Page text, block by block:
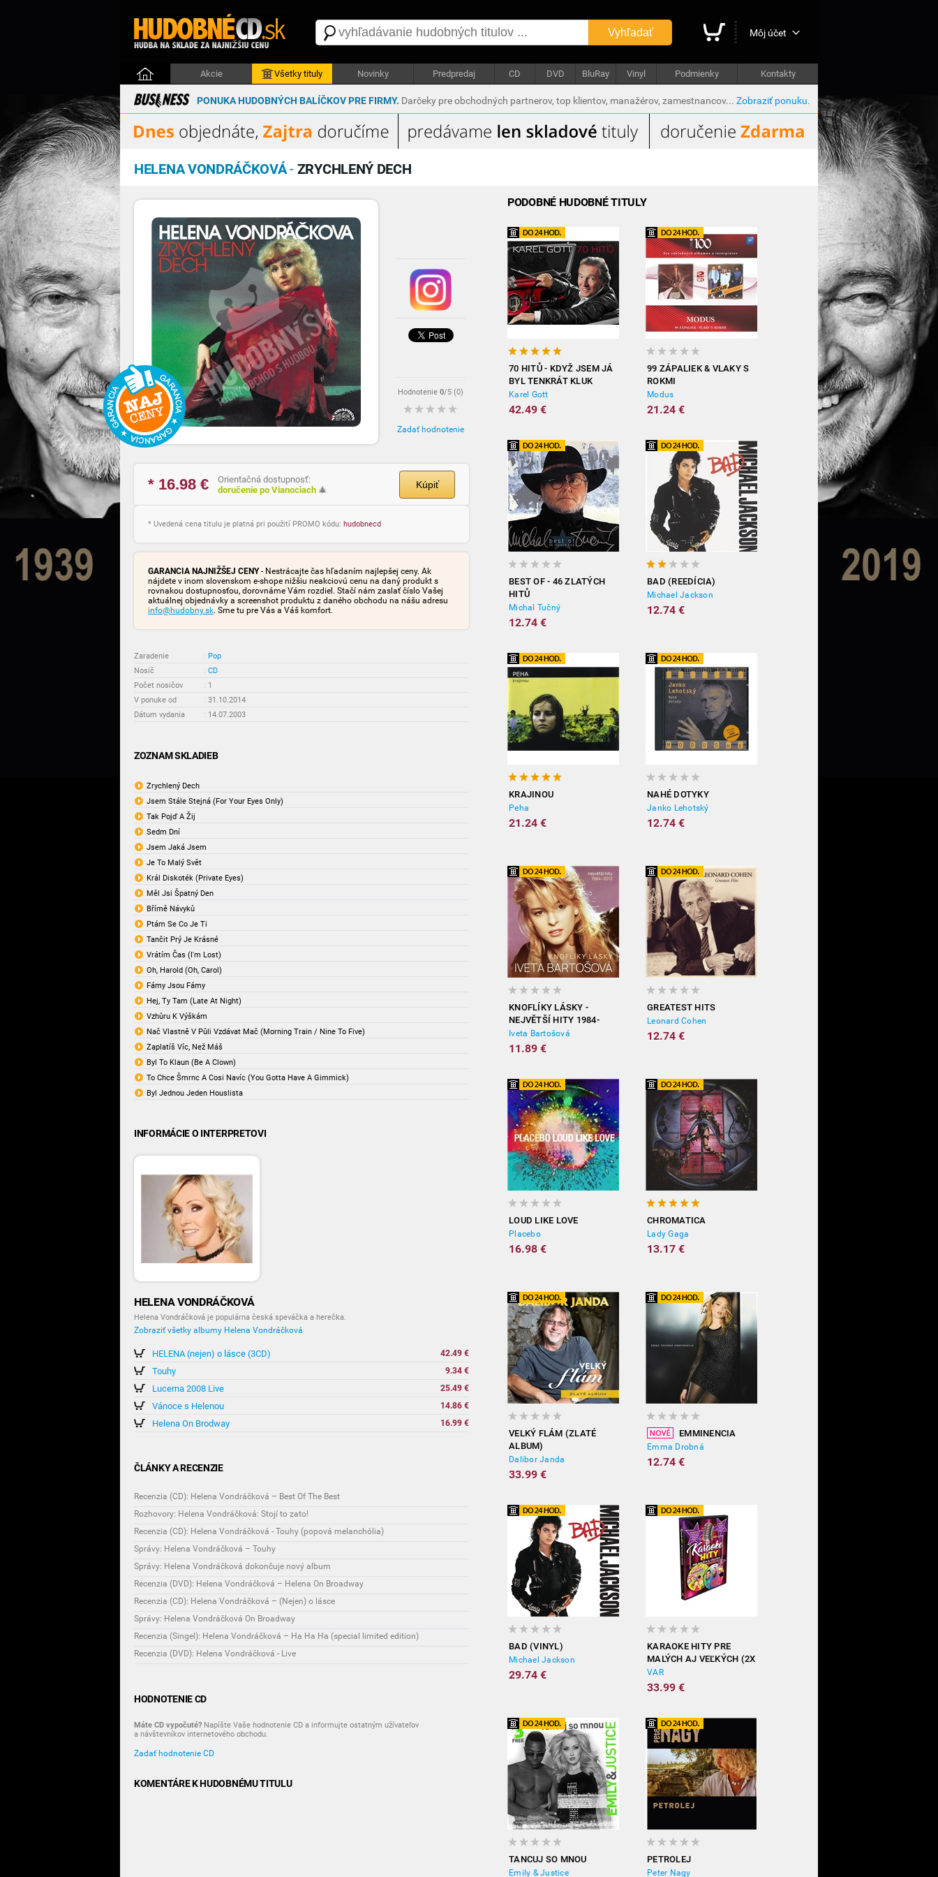
Vyhľadať Môj účet
Akcie Všetky tituly Novinky Predpredaj CD DVD BluRay Vinyl Podmienky Kontakty
PONUKA HUDOBNÝCH BALÍČKOV PRE FIRMY. Darčeky pre obchodných partnerov, top klientov, manažérov, zamestnancov... Zobraziť ponuku.
HELENA VONDRÁČKOVÁ- ZRYCHLENÝ DECH
Hodnotenie 0/5 (0)
Zadať hodnotenie
* 16.98 €
Orientačná dostupnosť:
doručenie po Vianociach 🎄 Kúpiť
* Uvedená cena titulu je platná pri použití PROMO kódu: hudobnecd
GARANCIA NAJNIŽŠEJ CENY- Nestrácajte čas hľadaním najlepšej ceny. Ak
nájdete v inom slovenskom e-shope nižšiu neakciovú cenu na daný produkt s
rovnakou dostupnosťou, dorovnáme Vám rozdiel. Stačí nám zaslať číslo Vašej
aktuálnej objednávky a screenshot produktu z daného obchodu na nášu adresu
info@hudobny.sk. Sme tu pre Vás a Váš komfort.
Zaradenie : Pop
Nosič
: CD
Počet nosičov
: 1
V ponuke od
: 31.10.2014
Dátum vydania
: 14.07.2003
ZOZNAM SKLADIEB
Zrychlený Dech
Jsem Stále Stejná (For Your Eyes Only)
Tak Pojď A Žij
Sedm Dní
Jsem Jaká Jsem
Je To Malý Svět
Král Diskoték (Private Eyes)
Měl Jsi Špatný Den
Břímě Návyků
Ptám Se Co Je Ti
Tančit Prý Je Krásné
Vrátím Čas (I'm Lost)
Oh, Harold (Oh, Carol)
Fámy Jsou Fámy
Hej, Ty Tam (Late At Night)
Vzhůru K Výškám
Nač Vlastně V Půli Vzdávat Mač (Morning Train / Nine To Five)
Zaplatíš Víc, Než Máš
Byl To Klaun (Be A Clown)
To Chce Šmrnc A Cosi Navíc (You Gotta Have A Gimmick)
Byl Jednou Jeden Houslista
INFORMÁCIE O INTERPRETOVI
HELENA VONDRÁČKOVÁ
Helena Vondráčková je populárna česká speváčka a herečka.
Zobraziť všetky albumy Helena Vondráčková
HELENA (nejen) o lásce (3CD) 42.49 €
Touhy 9.34 €
Lucerna 2008 Live 25.49 €
Vánoce s Helenou 14.86 €
Helena On Brodway 16.99 €
ČLÁNKY A RECENZIE
Recenzia (CD): Helena Vondráčková – Best Of The Best
Rozhovory: Helena Vondráčková: Stojí to zato!
Recenzia (CD): Helena Vondráčková - Touhy (popová melanchólia)
Správy: Helena Vondráčková – Touhy
Správy: Helena Vondráčková dokončuje nový album
Recenzia (DVD): Helena Vondráčková – Helena On Broadway
Recenzia (CD): Helena Vondráčková – (Nejen) o lásce
Správy: Helena Vondráčková On Broadway
Recenzia (Singel): Helena Vondráčková – Ha Ha Ha (special limited edition)
Recenzia (DVD): Helena Vondráčková - Live
HODNOTENIE CD
Máte CD vypočuté? Napíšte Vaše hodnotenie CD a informujte ostatným užívateľov
a návštevníkov internetového obchodu.
Zadať hodnotenie CD
KOMENTÁRE K HUDOBNÉMU TITULU
PODOBNÉ HUDOBNÉ TITULY
70 HITŮ - KDYŽ JSEM JÁ
BYL TENKRÁT KLUK
(3CD)
Karel Gott
42.49 €
99 ZÁPALIEK & VLAKY S
ROKMI
Modus
21.24 €
BEST OF - 46 ZLATÝCH
HITŮ
Michal Tučný
12.74 €
BAD (REEDÍCIA)
Michael Jackson
12.74 €
KRAJINOU
Peha
21.24 €
NAHÉ DOTYKY
Janko Lehotský
12.74 €
KNOFLÍKY LÁSKY -
NEJVĚTŠÍ HITY 1984-
2012
Iveta Bartošová
11.89 €
GREATEST HITS
Leonard Cohen
12.74 €
LOUD LIKE LOVE
Placebo
16.98 €
CHROMATICA
Lady Gaga
13.17 €
VELKÝ FLÁM (ZLATÉ
ALBUM)
Dalibor Janda
33.99 €
EMMINENCIA
Emma Drobná
12.74 €
BAD (VINYL)
Michael Jackson
29.74 €
KARAOKE HITY PRE
MALÝCH AJ VEĽKÝCH (2X
DVD)
VAR
33.99 €
TANCUJ SO MNOU
Emily & Justice
PETROLEJ
Peter Nagy